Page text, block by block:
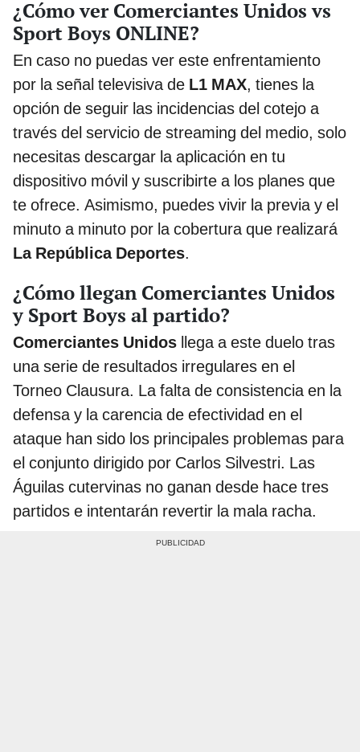
¿Cómo ver Comerciantes Unidos vs
Sport Boys ONLINE?
En caso no puedas ver este enfrentamiento
por la señal televisiva de L1 MAX, tienes la
opción de seguir las incidencias del cotejo a
través del servicio de streaming del medio, solo
necesitas descargar la aplicación en tu
dispositivo móvil y suscribirte a los planes que
te ofrece. Asimismo, puedes vivir la previa y el
minuto a minuto por la cobertura que realizará
La República Deportes.
¿Cómo llegan Comerciantes Unidos
y Sport Boys al partido?
Comerciantes Unidos llega a este duelo tras
una serie de resultados irregulares en el
Torneo Clausura. La falta de consistencia en la
defensa y la carencia de efectividad en el
ataque han sido los principales problemas para
el conjunto dirigido por Carlos Silvestri. Las
Águilas cutervinas no ganan desde hace tres
partidos e intentarán revertir la mala racha.